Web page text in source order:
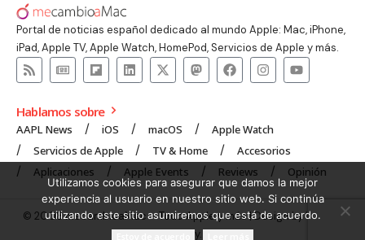
Portal de noticias español dedicado al mundo Apple: Mac, iPhone,
iPad, Apple TV, Apple Watch, HomePod, Servicios de Apple y más.
Hablamos sobre
AAPL News iOS macOS
Apple Watch
Servicios de Apple
TV & Home
Accesorios
Aplicaciones
Apple Events Reviews Opinión
© 2008 mecambioaMac – Todo Apple y más | Design byUNXON
Agency.
Utilizamos cookies para asegurar que damos la mejor
experiencia al usuario en nuestro sitio web. Si continúa
utilizando este sitio asumiremos que está de acuerdo.